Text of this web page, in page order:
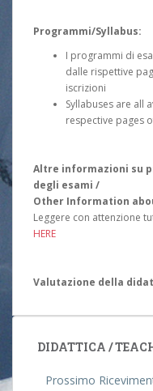
Programmi/Syllabus:
I programmi di
dalle rispettive
iscrizioni
Syllabuses are all
respective pages
Altre informazioni su
degli esami /
Other Information
Leggere con attenzione
HERE
Valutazione della
DIDATTICA /
Prossimo